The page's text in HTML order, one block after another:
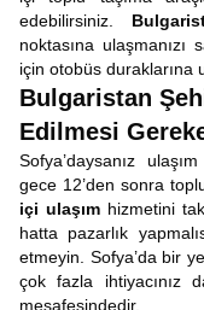
edebilirsiniz.
noktasına ulaşmanızı
için otobüs duraklarına
Bulgaristan
Edilmesi
Sofya’daysanız
gece 12’den sonra
içi ulaşım hizmetini
hatta pazarlık
etmeyin. Sofya’da bir
çok fazla ihtiyacınız
mesafesindedir.